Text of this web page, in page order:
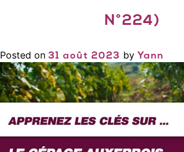
N°224)
Posted on 31 août 2023 by Yann